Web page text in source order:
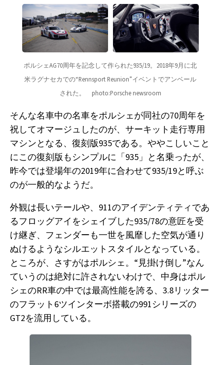
ポルシェAG70周年を記念して作られた935/19。2018年9月に北
米ラグナセカでの“Rennsport Reunion”イベントでアンベール
された。　photo:Porsche newsroom
そんな名車中の名車をポルシェが同社の70周年を
祝してオマージュしたのが、サーキット走行専用
マシンとなる、復刻版935である。ややこしいこと
にこの復刻版もシンプルに「935」と名乗ったが、
昨今では登場年の2019年に合わせて935/19と呼ぶ
のが一般的なようだ。
外観は長いテールや、911のアイデンティティであ
るフロッグアイをシェイブした935/78の意匠を受
け継ぎ、フェンダーも一世を風靡した空気が通り
ぬけるようなシルエットスタイルとなっている。
ところが、さすがはポルシェ。“見掛け倒し”なん
ていうのは絶対に許されないわけで、中身はポル
シェのRR車の中では最高性能を誇る、3.8リッター
のフラット6ツインターボ搭載の991シリーズの
GT2を流用している。